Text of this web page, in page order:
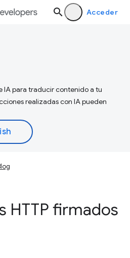
Acceder
para traducir contenido a tu
realizadas con IA pueden
HTTP firmados